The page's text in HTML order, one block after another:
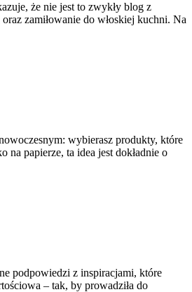
że nie jest to zwykły blog z
zamiłowanie do włoskiej kuchni. Na
wybierasz produkty, które
na papierze, ta idea jest dokładnie o
podpowiedzi z inspiracjami, które
– tak, by prowadziła do